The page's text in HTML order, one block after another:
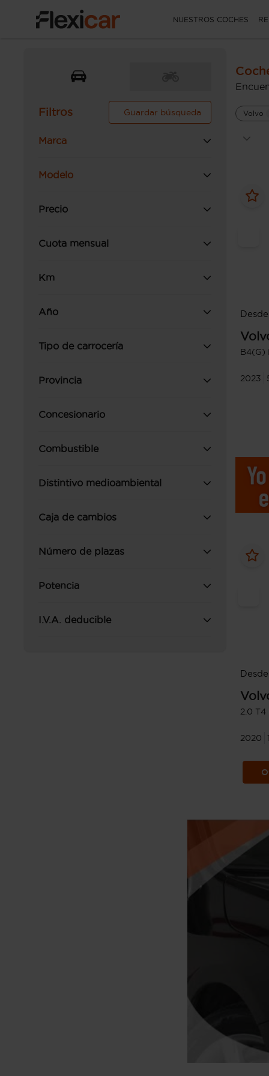
NUESTROS COCHES
Filtros Guardar búsqueda
Marca
Modelo
Precio
Cuota mensual
Km
Año
Tipo de carrocería
Provincia
Concesionario
Combustible
Distintivo medioambiental
Caja de cambios
Número de plazas
Potencia
I.V.A. deducible
Volvo
B4(G)
2023
2.0 T4
2020